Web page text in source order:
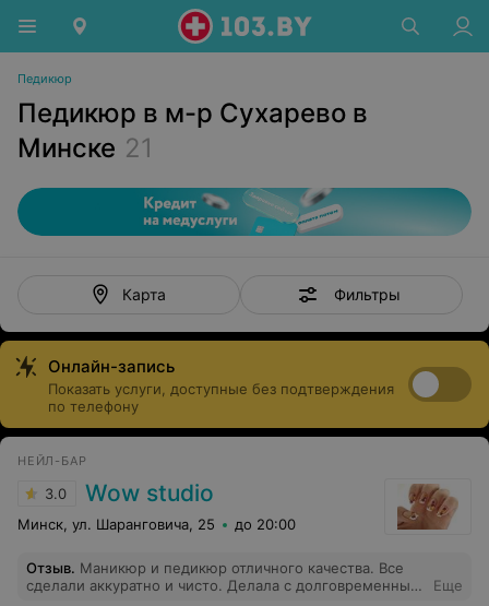
Педикюр
Педикюр в м-р Сухарево в
Минске 21
Карта Фильтры
Онлайн-запись
Показать услуги, доступные без подтверждения
по телефону
НЕЙЛ-БАР
3.0 Wow studio
Минск, ул. Шаранговича, 25 до 20:00
Отзыв. Маникюр и педикюр отличного качества. Все
сделали аккуратно и чисто. Делала с долговременным
Еще